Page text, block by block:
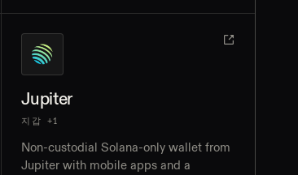
Jupiter
지갑 +1
Non-custodial Solana-only wallet from
Jupiter with mobile apps and a